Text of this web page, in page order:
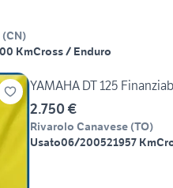
(CN)
KmCross / Enduro
YAMAHA DT 125
2.750 €
Rivarolo Canavese (TO)
Usato06/200521957 Km